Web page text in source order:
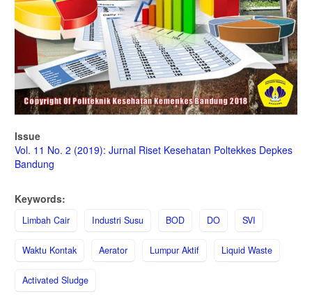
Issue
Vol. 11 No. 2 (2019): Jurnal Riset Kesehatan Poltekkes Depkes
Bandung
Keywords:
Limbah Cair Industri Susu BOD DO SVI
Waktu Kontak Aerator Lumpur Aktif Liquid Waste
Activated Sludge